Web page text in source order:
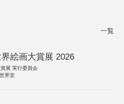
一覧
絵画大賞展 2026
展 実行委員会
界堂